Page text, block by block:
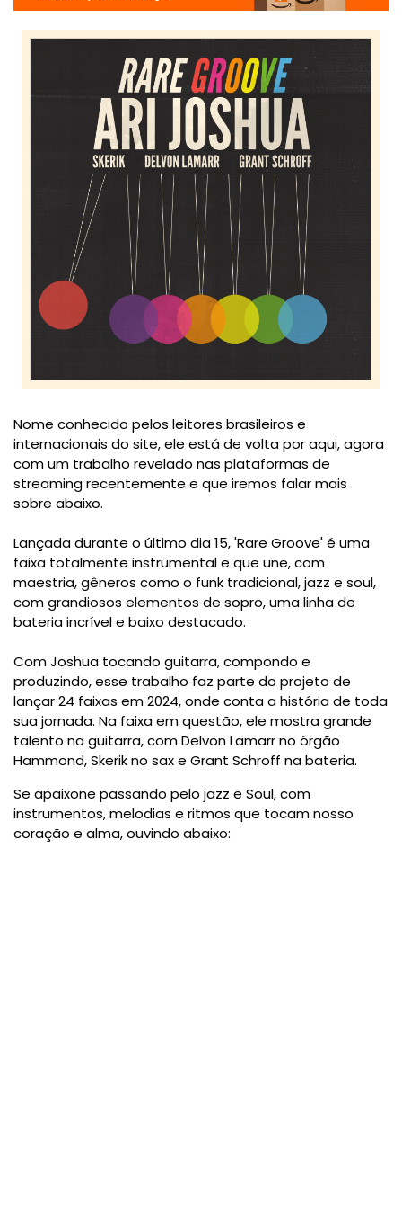
Nome conhecido pelos leitores brasileiros e
internacionais do site, ele está de volta por aqui, agora
com um trabalho revelado nas plataformas de
streaming recentemente e que iremos falar mais
sobre abaixo.
Lançada durante o último dia 15, 'Rare Groove' é uma
faixa totalmente instrumental e que une, com
maestria, gêneros como o funk tradicional, jazz e soul,
com grandiosos elementos de sopro, uma linha de
bateria incrível e baixo destacado.
Com Joshua tocando guitarra, compondo e
produzindo, esse trabalho faz parte do projeto de
lançar 24 faixas em 2024, onde conta a história de toda
sua jornada. Na faixa em questão, ele mostra grande
talento na guitarra, com Delvon Lamarr no órgão
Hammond, Skerik no sax e Grant Schroff na bateria.
Se apaixone passando pelo jazz e Soul, com
instrumentos, melodias e ritmos que tocam nosso
coração e alma, ouvindo abaixo: